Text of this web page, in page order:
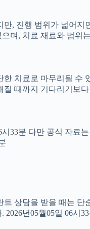
, 진행 범위가 넓어지
며, 치료 재료와 범위
치료로 마무리될 수
때까지 기다리기보
33분 다만 공식 자료
상담을 받을 때는 단
년05월05일 06시